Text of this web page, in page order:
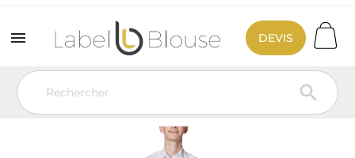


DEVIS
Vêtement de travail Vêtements de cuisine
Tablier de cuisine